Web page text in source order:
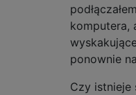
komputera,
ponownie
Czy istnieje